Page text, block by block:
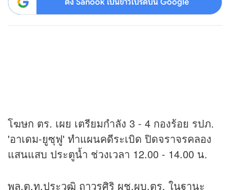
โฆษก ตร. เผย เตรียมกำลัง 3 - 4 กองร้อย รปภ.
'อาเดม-ยูซุฟู' ทำแผนคดีระเบิด ปิดจราจรคลอง
แสนแสบ ประตูน้ำ ช่วงเวลา 12.00 - 14.00 น.
พล.ต.ท.ประวุฒิ ถาวรศิริ ผช.ผบ.ตร. ในฐานะ